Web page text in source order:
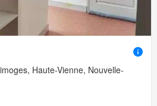
Haute-Vienne, Nouvelle-